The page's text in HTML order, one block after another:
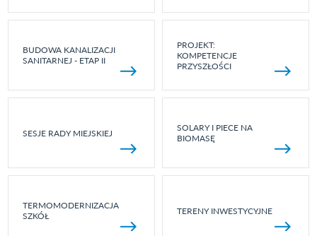
BUDOWA KANALIZACJI
SANITARNEJ - ETAP II
PROJEKT:
KOMPETENCJE
PRZYSZŁOŚCI
SESJE RADY MIEJSKIEJ
SOLARY I PIECE NA
BIOMASĘ
TERMOMODERNIZACJA
SZKÓŁ
TERENY INWESTYCYJNE